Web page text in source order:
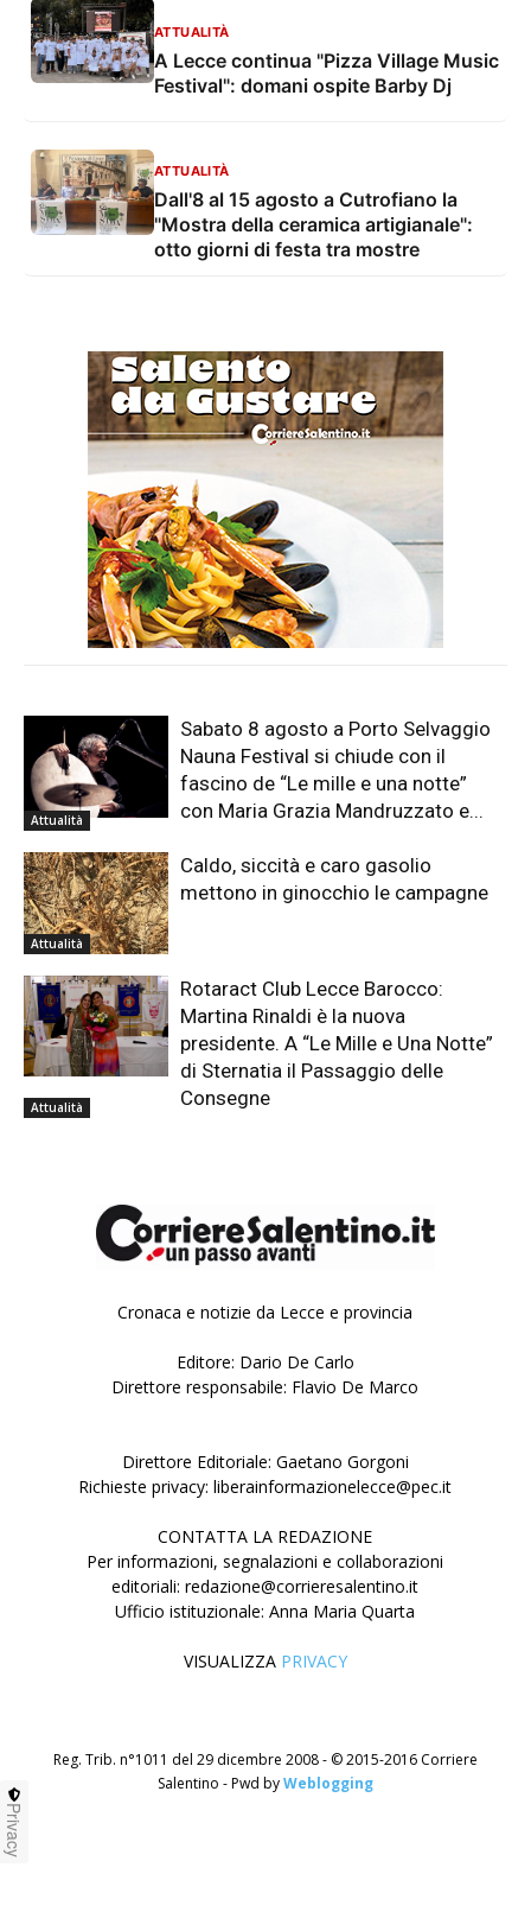
ATTUALITÀ
A Lecce continua "Pizza Village Music
Festival": domani ospite Barby Dj
ATTUALITÀ
Dall'8 al 15 agosto a Cutrofiano la
"Mostra della ceramica artigianale":
otto giorni di festa tra mostre
Attualità
Sabato 8 agosto a Porto Selvaggio
Nauna Festival si chiude con il
fascino de “Le mille e una notte”
con Maria Grazia Mandruzzato e...
Attualità
Caldo, siccità e caro gasolio
mettono in ginocchio le campagne
Attualità
Rotaract Club Lecce Barocco:
Martina Rinaldi è la nuova
presidente. A “Le Mille e Una Notte”
di Sternatia il Passaggio delle
Consegne
Cronaca e notizie da Lecce e provincia
Editore: Dario De Carlo
Direttore responsabile: Flavio De Marco
Direttore Editoriale: Gaetano Gorgoni
Richieste privacy: liberainformazionelecce@pec.it
CONTATTA LA REDAZIONE
Per informazioni, segnalazioni e collaborazioni
editoriali: redazione@corrieresalentino.it
Ufficio istituzionale: Anna Maria Quarta
VISUALIZZA PRIVACY
Reg. Trib. n°1011 del 29 dicembre 2008 - © 2015-2016 Corriere
Salentino - Pwd byWeblogging
Privacy